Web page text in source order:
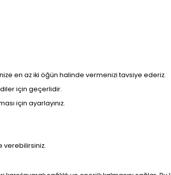
en az iki öğün halinde vermenizi tavsiye ederiz.
için geçerlidir.
için ayarlayınız.
verebilirsiniz.